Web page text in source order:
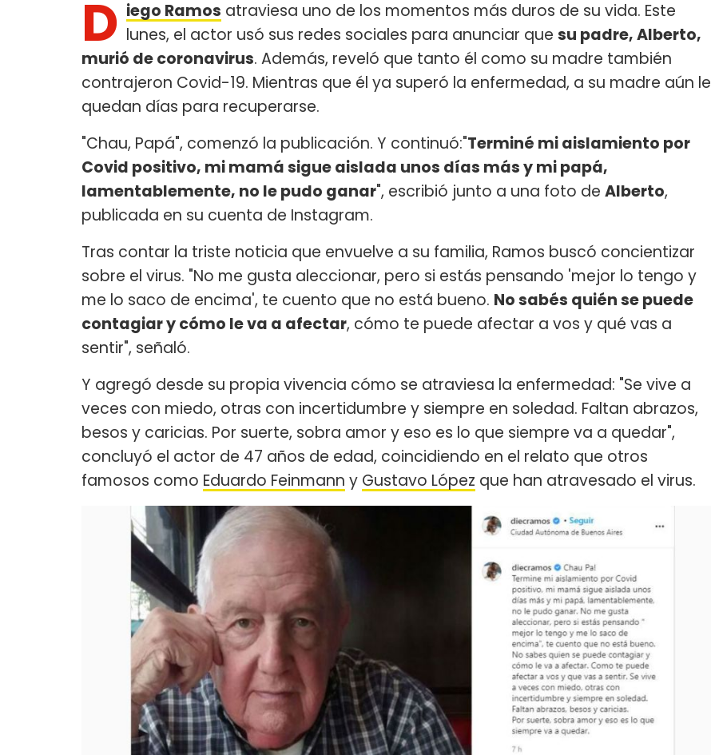
D iego Ramos atraviesa uno de los momentos más duros de su vida. Este
lunes, el actor usó sus redes sociales para anunciar que su padre, Alberto,
murió de coronavirus. Además, reveló que tanto él como su madre también
contrajeron Covid-19. Mientras que él ya superó la enfermedad, a su madre aún le
quedan días para recuperarse.
"Chau, Papá", comenzó la publicación. Y continuó:"Terminé mi aislamiento por
Covid positivo, mi mamá sigue aislada unos días más y mi papá,
lamentablemente, no le pudo ganar", escribió junto a una foto de Alberto,
publicada en su cuenta de Instagram.
Tras contar la triste noticia que envuelve a su familia, Ramos buscó concientizar
sobre el virus. "No me gusta aleccionar, pero si estás pensando 'mejor lo tengo y
me lo saco de encima', te cuento que no está bueno. No sabés quién se puede
contagiar y cómo le va a afectar, cómo te puede afectar a vos y qué vas a
sentir", señaló.
Y agregó desde su propia vivencia cómo se atraviesa la enfermedad: "Se vive a
veces con miedo, otras con incertidumbre y siempre en soledad. Faltan abrazos,
besos y caricias. Por suerte, sobra amor y eso es lo que siempre va a quedar",
concluyó el actor de 47 años de edad, coincidiendo en el relato que otros
famosos como Eduardo Feinmann y Gustavo López que han atravesado el virus.